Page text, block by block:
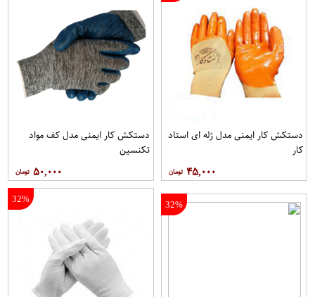
دستکش کار ایمنی مدل ژله ای استاد
کار
۴۵,۰۰۰
دستکش کار ایمنی مدل کف مواد
تکنسین
۵۰,۰۰۰
32%
32%